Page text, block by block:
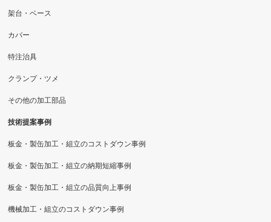
架台・ベース
カバー
特注治具
クランプ・ツメ
その他の加工部品
技術提案事例
板金・製缶加工・組立のコストダウン事例
板金・製缶加工・組立の納期短縮事例
板金・製缶加工・組立の品質向上事例
機械加工・組立のコストダウン事例